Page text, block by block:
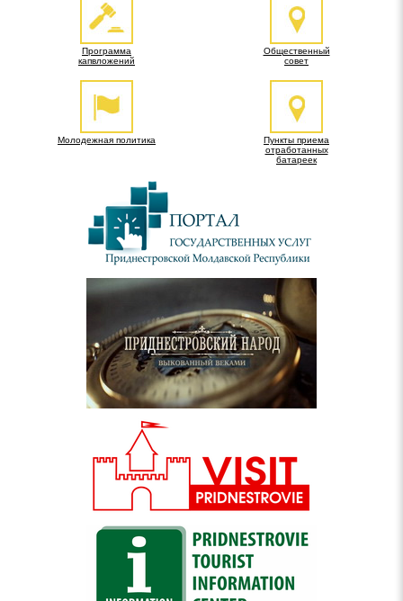
Программа
капвложений
Общественный
совет
Молодежная политика
Пункты приема
отработанных
батареек